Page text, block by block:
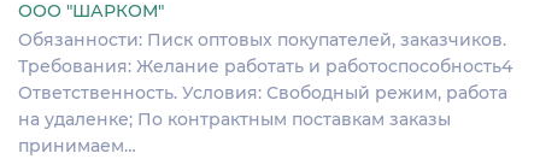
ООО "ШАРКОМ"
Обязанности: Писк оптовых покупателей, заказчиков.
Требования: Желание работать и работоспособность4
Ответственность. Условия: Свободный режим, работа
на удаленке; По контрактным поставкам заказы
принимаем…